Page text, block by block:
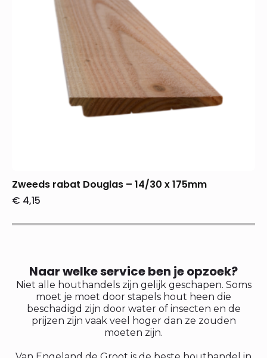
Zweeds rabat Douglas – 14/30 x 175mm
€ 4,15
Naar welke service ben je opzoek?
Niet alle houthandels zijn gelijk geschapen. Soms
moet je moet door stapels hout heen die
beschadigd zijn door water of insecten en de
prijzen zijn vaak veel hoger dan ze zouden
moeten zijn.